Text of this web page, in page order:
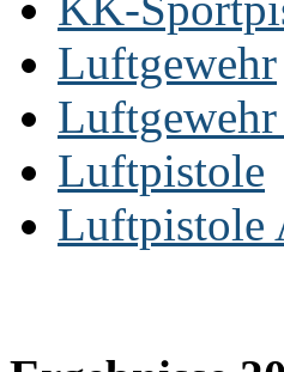
Luftgewehr
Luftpistole
Luftpistole